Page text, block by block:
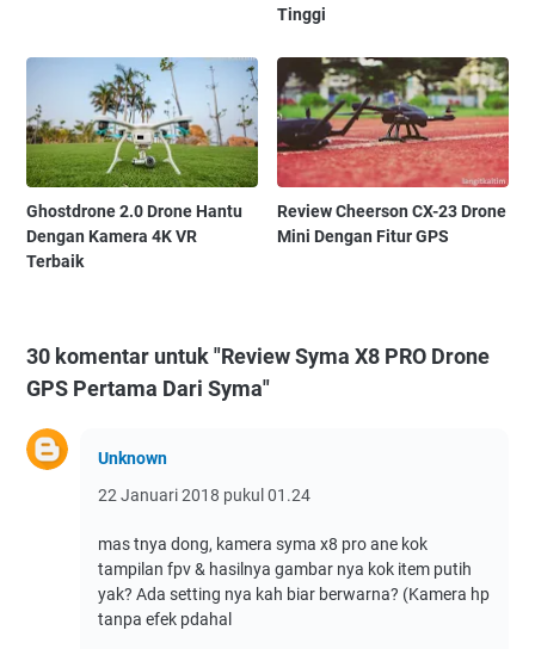
Tinggi
Ghostdrone 2.0 Drone Hantu
Dengan Kamera 4K VR
Terbaik
Review Cheerson CX-23 Drone
Mini Dengan Fitur GPS
30 komentar untuk "Review Syma X8 PRO Drone
GPS Pertama Dari Syma"
Unknown
22 Januari 2018 pukul 01.24
mas tnya dong, kamera syma x8 pro ane kok
tampilan fpv & hasilnya gambar nya kok item putih
yak? Ada setting nya kah biar berwarna? (Kamera hp
tanpa efek pdahal